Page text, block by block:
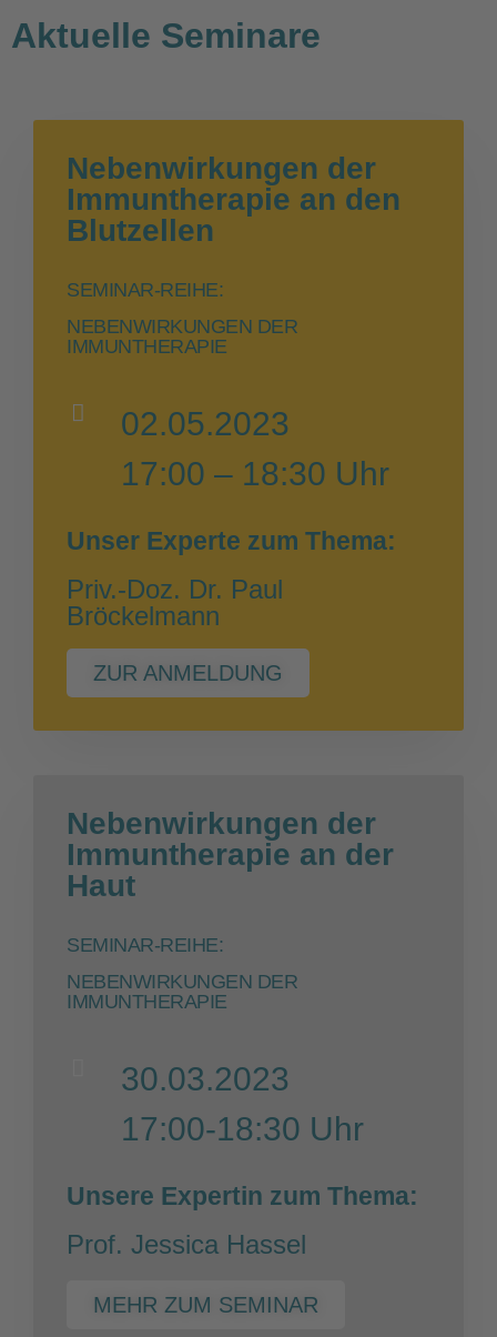
Aktuelle Seminare
Nebenwirkungen der
Immuntherapie an den
Blutzellen
SEMINAR-REIHE:
NEBENWIRKUNGEN DER
IMMUNTHERAPIE
02.05.2023
17:00 – 18:30 Uhr
Unser Experte zum Thema:
Priv.-Doz. Dr. Paul
Bröckelmann
ZUR ANMELDUNG
Nebenwirkungen der
Immuntherapie an der
Haut
SEMINAR-REIHE:
NEBENWIRKUNGEN DER
IMMUNTHERAPIE
30.03.2023
17:00-18:30 Uhr
Unsere Expertin zum Thema:
Prof. Jessica Hassel
MEHR ZUM SEMINAR